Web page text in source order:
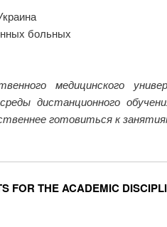
больных
медицинского
дистанционного
готовиться к
FOR THE ACADEMIC